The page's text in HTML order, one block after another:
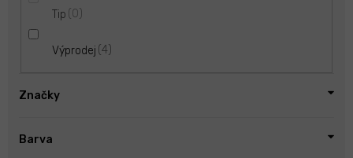
Tip 0
Výprodej 4
Značky
Barva